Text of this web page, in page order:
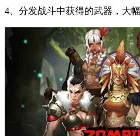
4、分发战斗中获得的武器，大